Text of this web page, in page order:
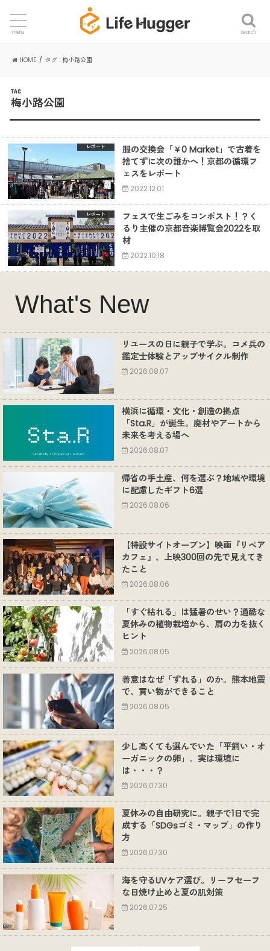
search
menu
HOME タグ : 梅小路公園
TAG
梅小路公園
レポート
服の交換会「￥0 Market」で古着を
捨てずに次の誰かへ！京都の循環フ
ェスをレポート
2022.12.01
レポート
フェスで生ごみをコンポスト！？く
るり主催の京都音楽博覧会2022を取
材
2022.10.18
What's New
リユースの日に親子で学ぶ。コメ兵の
鑑定士体験とアップサイクル制作
2026.08.07
横浜に循環・文化・創造の拠点
「Sta.R」が誕生。廃材やアートから
未来を考える場へ
2026.08.07
帰省の手土産、何を選ぶ？地域や環境
に配慮したギフト6選
2026.08.06
【特設サイトオープン】映画『リペア
カフェ』、上映300回の先で見えてき
たこと
2026.08.06
「すぐ枯れる」は猛暑のせい？過酷な
夏休みの植物栽培から、肩の力を抜く
ヒント
2026.08.05
善意はなぜ「ずれる」のか。熊本地震
で、買い物ができること
2026.08.05
少し高くても選んでいた「平飼い・オ
ーガニックの卵」。実は環境に
は・・・？
2026.07.30
夏休みの自由研究に。親子で1日で完
成する「SDGsゴミ・マップ」の作り
方
2026.07.30
海を守るUVケア選び。リーフセーフ
な日焼け止めと夏の肌対策
2026.07.25